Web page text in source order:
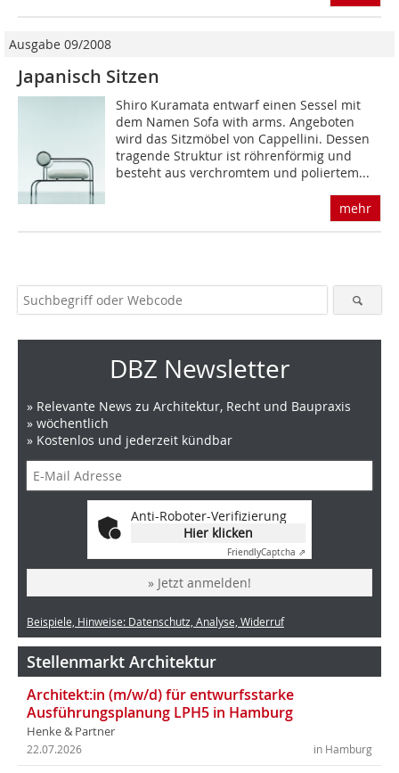
Ausgabe 09/2008
Japanisch Sitzen
Shiro Kuramata entwarf einen Sessel mit
dem Namen Sofa with arms. Angeboten
wird das Sitzmöbel von Cappellini. Dessen
tragende Struktur ist röhrenförmig und
besteht aus verchromtem und poliertem...
mehr
DBZ Newsletter
» Relevante News zu Architektur, Recht und Baupraxis
» wöchentlich
» Kostenlos und jederzeit kündbar
Anti-Roboter-Verifizierung
Hier klicken
FriendlyCaptcha ⇗
» Jetzt anmelden!
Beispiele, Hinweise: Datenschutz, Analyse, Widerruf
Stellenmarkt Architektur
Architekt:in (m/w/d) für entwurfsstarke
Ausführungsplanung LPH5 in Hamburg
Henke & Partner
in Hamburg
22.07.2026